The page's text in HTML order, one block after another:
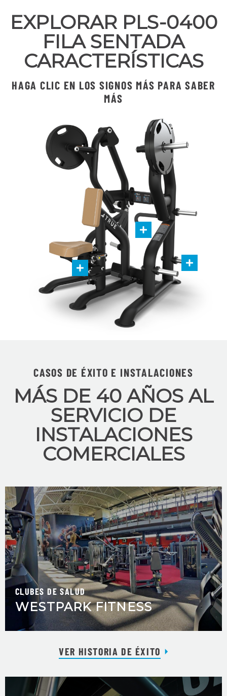
EXPLORAR PLS-0400
FILA SENTADA
CARACTERÍSTICAS
HAGA CLIC EN LOS SIGNOS MÁS PARA SABER
MÁS
CASOS DE ÉXITO E INSTALACIONES
MÁS DE 40 AÑOS AL
SERVICIO DE
INSTALACIONES
COMERCIALES
CLUBES DE SALUD
WESTPARK FITNESS
VER HISTORIA DE ÉXITO